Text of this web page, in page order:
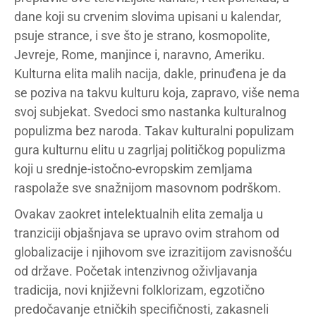
dane koji su crvenim slovima upisani u kalendar,
psuje strance, i sve što je strano, kosmopolite,
Jevreje, Rome, manjince i, naravno, Ameriku.
Kulturna elita malih nacija, dakle, prinuđena je da
se poziva na takvu kulturu koja, zapravo, više nema
svoj subjekat. Svedoci smo nastanka kulturalnog
populizma bez naroda. Takav kulturalni populizam
gura kulturnu elitu u zagrljaj političkog populizma
koji u srednje-istočno-evropskim zemljama
raspolaže sve snažnijom masovnom podrškom.
Ovakav zaokret intelektualnih elita zemalja u
tranziciji objašnjava se upravo ovim strahom od
globalizacije i njihovom sve izrazitijom zavisnošću
od države. Početak intenzivnog oživljavanja
tradicija, novi književni folklorizam, egzotično
predočavanje etničkih specifičnosti, zakasneli